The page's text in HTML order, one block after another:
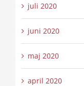
juli 2020
juni 2020
maj 2020
april 2020